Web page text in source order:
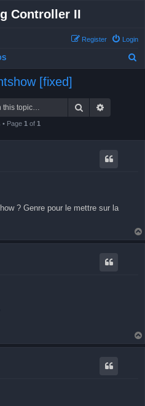
Controller II
Login
Register
[fixed]
Search
• Page 1 of 1
? Genre pour le mettre sur la